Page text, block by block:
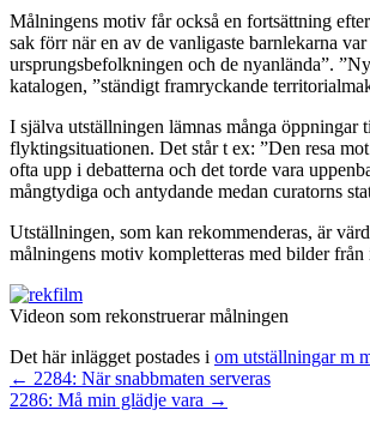
Målningens motiv får också en fortsättning
sak förr när en av de vanligaste barnlekarna
ursprungsbefolkningen och de nyanlända”.
katalogen, ”ständigt framryckande
I själva utställningen lämnas många
flyktingsituationen. Det står t ex: ”Den resa
ofta upp i debatterna och det torde vara
mångtydiga och antydande medan curatorns
Utställningen, som kan rekommenderas, är
målningens motiv kompletteras med bilder
Videon som rekonstruerar målningen
Det här inlägget postades i om utställningar m
← 2284: När snabbmaten serveras
2286: Må min glädje vara →